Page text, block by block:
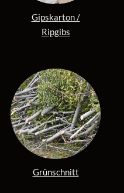
Gipskarton /
Ripgibs
Grünschnitt